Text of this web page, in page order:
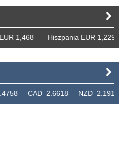
1,468 Hiszpania EUR 1,229
CAD 2.6618 NZD 2.1914